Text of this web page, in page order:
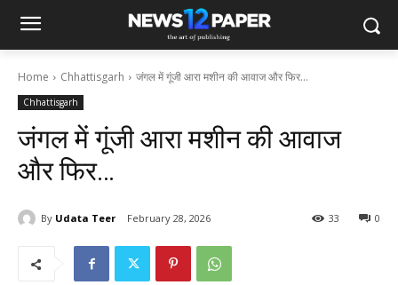
Home Chhattisgarh जंगल में गूंजी आरा मशीन की आवाज और फिर...
Chhattisgarh
जंगल में गूंजी आरा मशीन की आवाज
और फिर…
By Udata Teer February 28, 2026 0
33